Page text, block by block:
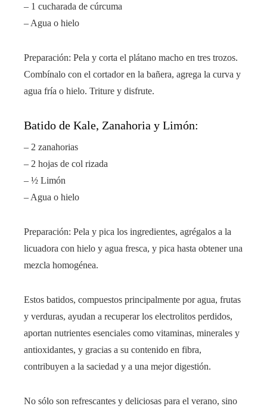
– 1 cucharada de cúrcuma
– Agua o hielo
Preparación: Pela y corta el plátano macho en tres trozos.
Combínalo con el cortador en la bañera, agrega la curva y
agua fría o hielo. Triture y disfrute.
Batido de Kale, Zanahoria y Limón:
– 2 zanahorias
– 2 hojas de col rizada
– ½ Limón
– Agua o hielo
Preparación: Pela y pica los ingredientes, agrégalos a la
licuadora con hielo y agua fresca, y pica hasta obtener una
mezcla homogénea.
Estos batidos, compuestos principalmente por agua, frutas
y verduras, ayudan a recuperar los electrolitos perdidos,
aportan nutrientes esenciales como vitaminas, minerales y
antioxidantes, y gracias a su contenido en fibra,
contribuyen a la saciedad y a una mejor digestión.
No sólo son refrescantes y deliciosas para el verano, sino